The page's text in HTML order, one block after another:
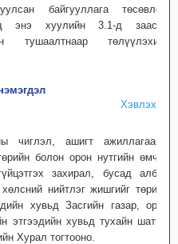
байгууллага төсөвлөж
энэ хуулийн 3.1-д заасан
тушаалтнаар төлүүлэхийг
Хэвлэх
чиглэл, ашигт ажиллагааны
болон орон нутгийн өмчит
захирал, бусад албан
нийтлэг жишгийг төрийн
хувьд Засгийн газар, орон
этгээдийн хувьд тухайн шатны
Хурал тогтооно.